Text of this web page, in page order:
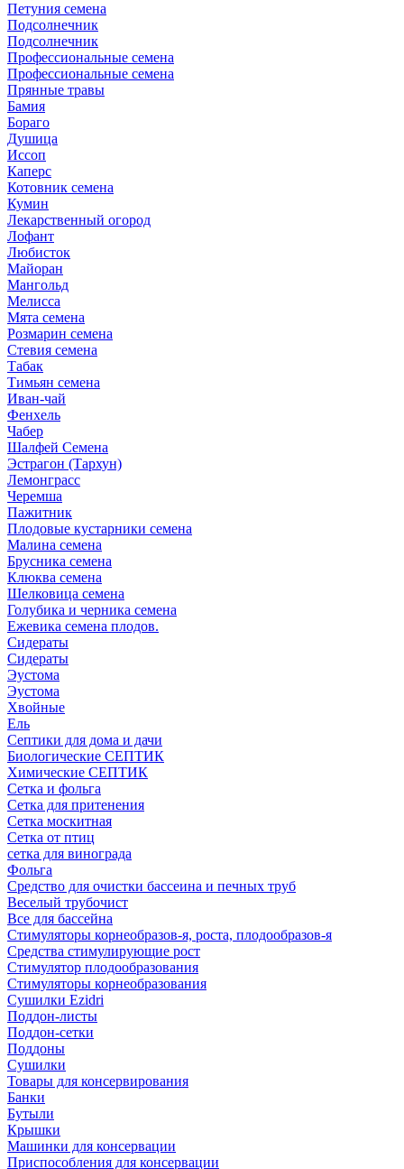
Петуния семена
Подсолнечник
Подсолнечник
Профессиональные семена
Профессиональные семена
Прянные травы
Бамия
Бораго
Душица
Иссоп
Каперс
Котовник семена
Кумин
Лекарственный огород
Лофант
Любисток
Майоран
Мангольд
Мелисса
Мята семена
Розмарин семена
Стевия семена
Табак
Тимьян семена
Иван-чай
Фенхель
Чабер
Шалфей Семена
Эстрагон (Тархун)
Лемонграсс
Черемша
Пажитник
Плодовые кустарники семена
Малина семена
Брусника семена
Клюква семена
Шелковица семена
Голубика и черника семена
Ежевика семена плодов.
Сидераты
Сидераты
Эустома
Эустома
Хвойные
Ель
Септики для дома и дачи
Биологические СЕПТИК
Химические СЕПТИК
Сетка и фольга
Сетка для притенения
Сетка москитная
Сетка от птиц
сетка для винограда
Фольга
Средство для очистки бассеина и печных труб
Веселый трубочист
Все для бассейна
Стимуляторы корнеобразов-я, роста, плодообразов-я
Средства стимулирующие рост
Стимулятор плодообразования
Стимуляторы корнеобразования
Сушилки Ezidri
Поддон-листы
Поддон-сетки
Поддоны
Сушилки
Товары для консервирования
Банки
Бутыли
Крышки
Машинки для консервации
Приспособления для консервации